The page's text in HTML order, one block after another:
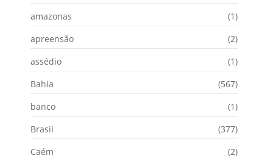
amazonas
(1)
apreensão
(2)
assédio
(1)
Bahia
(567)
banco
(1)
Brasil
(377)
Caém
(2)